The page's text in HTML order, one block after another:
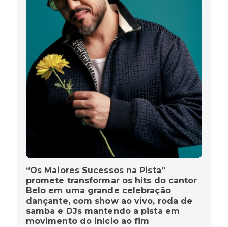
“Os Maiores Sucessos na Pista”
promete transformar os hits do cantor
Belo em uma grande celebração
dançante, com show ao vivo, roda de
samba e DJs mantendo a pista em
movimento do início ao fim